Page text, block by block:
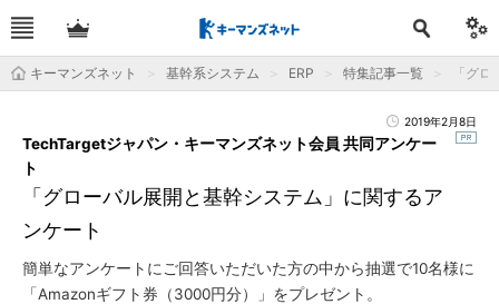
キーマンズネット 基幹系システム ERP 特集記事一覧 「グ
2019年2月8日
「グローバル展開と基幹システム」に関するア
ンケート
TechTargetジャパン・キーマンズネット会員 共同アンケー
ト
簡単なアンケートにご回答いただいた方の中から抽選で10名様に
「Amazonギフト券（3000円分）」をプレゼント。